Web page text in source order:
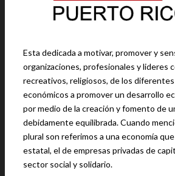
Esta dedicada a motivar, promover y
organizaciones, profesionales y lideres
recreativos, religiosos, de los
económicos a promover un desarrollo
por medio de la creación y fomento de
debidamente equilibrada. Cuando
plural son referimos a una economía
estatal, el de empresas privadas de
sector social y solidario.